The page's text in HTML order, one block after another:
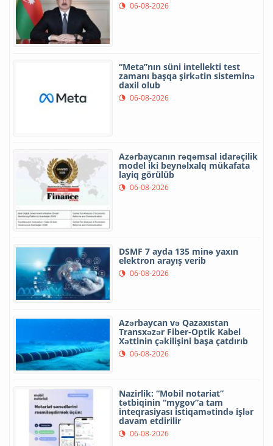
06-08-2026
“Meta”nın süni intellekti test
zamanı başqa şirkətin sisteminə
daxil olub
06-08-2026
Azərbaycanın rəqəmsal idarəçilik
model iki beynəlxalq mükafata
layiq görülüb
06-08-2026
DSMF 7 ayda 135 minə yaxın
elektron arayış verib
06-08-2026
Azərbaycan və Qazaxıstan
Transxəzər Fiber-Optik Kabel
Xəttinin çəkilişini başa çatdırıb
06-08-2026
Nazirlik: “Mobil notariat”
tətbiqinin “mygov”a tam
inteqrasiyası istiqamətində işlər
davam etdirilir
06-08-2026